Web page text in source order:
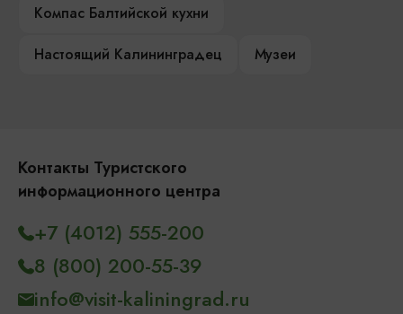
Компас Балтийской кухни
Настоящий Калининградец
Музеи
Контакты Туристского
информационного центра
+7 (4012) 555-200
8 (800) 200-55-39
info@visit-kaliningrad.ru